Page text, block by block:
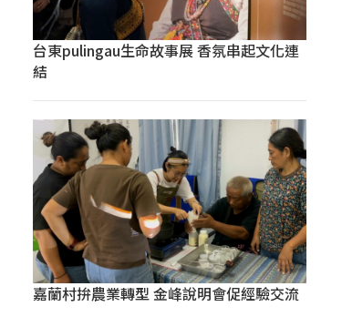
台東pulingau生命故事展 香氛串起文化連
結
嘉蘭村拚農業轉型 金峰說明會促經驗交流